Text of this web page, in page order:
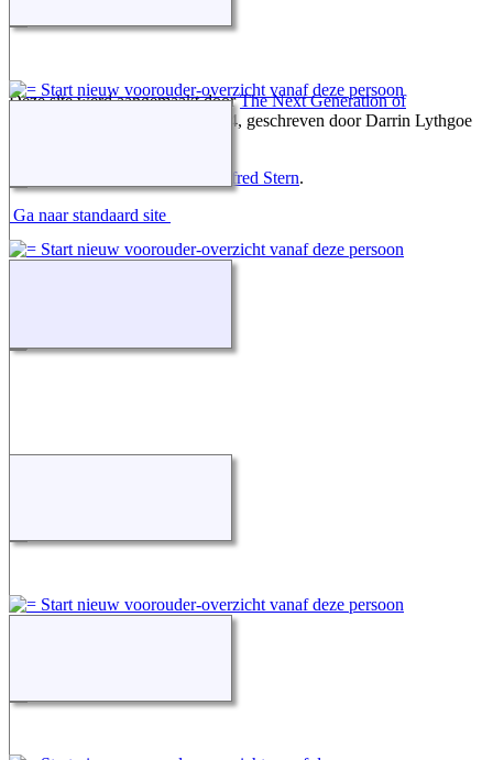
Deze site werd aangemaakt doorThe Next Generation of
v. 15.0.4, geschreven door Darrin Lythgoe
Alfred Stern.
Ga naar standaard site